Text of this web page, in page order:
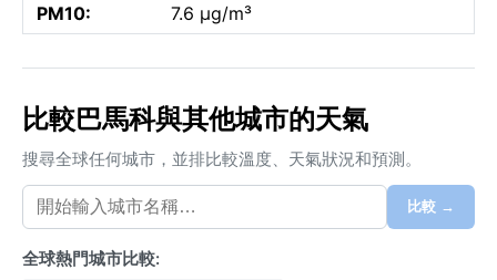
PM10:
7.6 µg/m³
比較巴馬科與其他城市的天氣
搜尋全球任何城市，並排比較溫度、天氣狀況和預測。
比較 →
全球熱門城市比較: